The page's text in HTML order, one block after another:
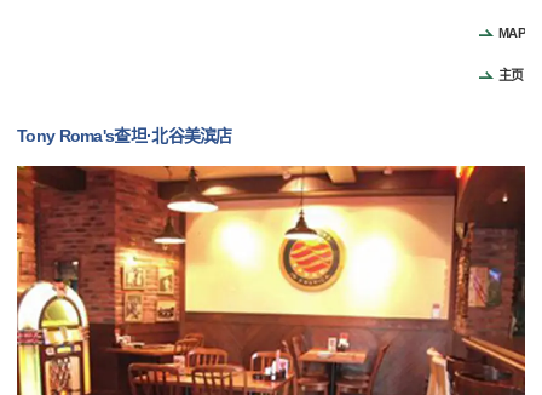
MAP
主页
Tony Roma's查坦·北谷美滨店